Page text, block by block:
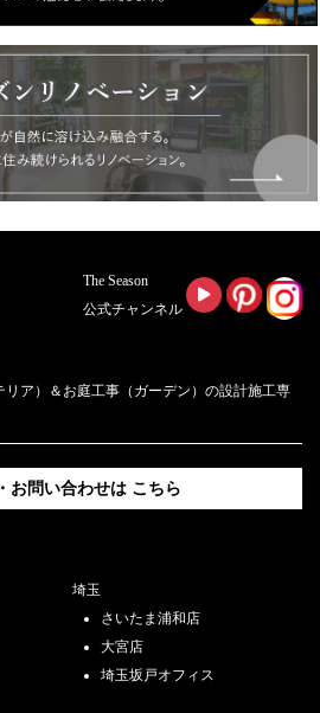
The Season
公式チャンネル
ア）＆お庭工事（ガーデン）の設計施工専
お問い合わせは こちら
埼玉
さいたま浦和店
大宮店
埼玉坂戸オフィス